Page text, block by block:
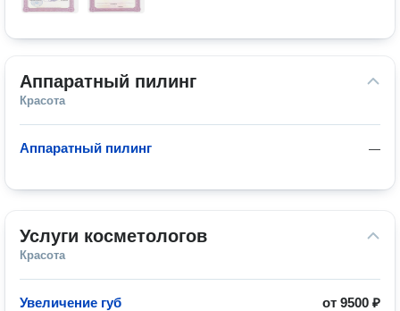
Аппаратный пилинг
Красота
—
Аппаратный пилинг
Услуги косметологов
Красота
от 9500 ₽
Увеличение губ